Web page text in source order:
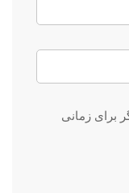
برای زمانی